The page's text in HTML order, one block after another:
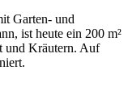
Garten- und
ist heute ein 200 m²
und Kräutern. Auf